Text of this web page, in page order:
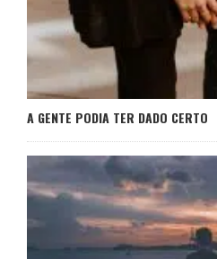
A GENTE PODIA TER DADO CERTO